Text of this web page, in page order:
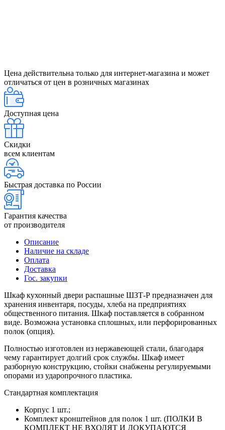
Цена действительна только для интернет-магазина и может
отличаться от цен в розничных магазинах
Доступная цена
Скидки
всем клиентам
Быстрая доставка по России
Гарантия качества
от производителя
Описание
Наличие на складе
Оплата
Доставка
Гос. закупки
Шкаф кухонный двери распашные ШЗТ-Р предназначен для
хранения инвентаря, посуды, хлеба на предприятиях
общественного питания. Шкаф поставляется в собранном
виде. Возможна установка сплошных, или перфорированных
полок (опция).
Полностью изготовлен из нержавеющей стали, благодаря
чему гарантирует долгий срок службы. Шкаф имеет
разборную конструкцию, стойки снабжены регулируемыми
опорами из ударопрочного пластика.
Стандартная комплектация
Корпус 1 шт.;
Комплект кронштейнов для полок 1 шт. (ПОЛКИ В
КОМПЛЕКТ НЕ ВХОДЯТ И ДОКУПАЮТСЯ